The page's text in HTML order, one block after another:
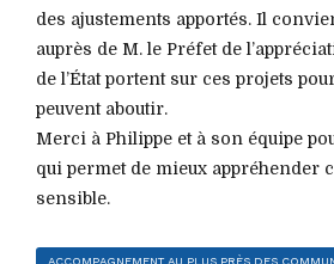
des ajustements apportés. Il
auprès de M. le Préfet de
de l’État portent sur ces projets
peuvent aboutir.
Merci à Philippe et à son équipe
qui permet de mieux appréhender
sensible.
ACCOMPAGNEMENT AU PLUS PRÈS DES